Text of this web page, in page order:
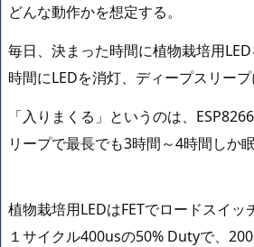
どんな動作かを想定する。
毎日、決まった時間に植物栽培用
時間にLEDを消灯、ディープスリープ
「入りまくる」というのは、
リープで最長でも3時間～4時間しか
植物栽培用LEDはFETでロードスイッ
１サイクル400usの50% Dutyで、